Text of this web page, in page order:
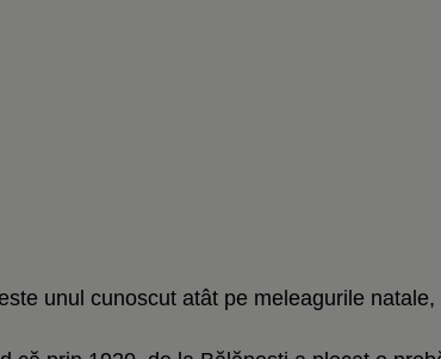
unul cunoscut atât pe meleagurile